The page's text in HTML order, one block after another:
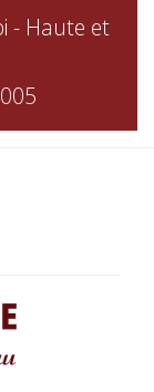
- Haute et